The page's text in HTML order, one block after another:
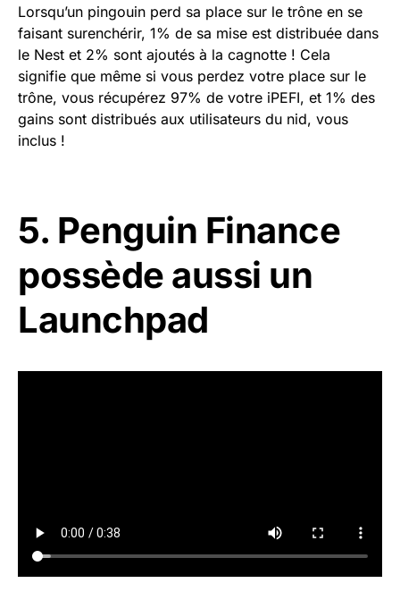
Lorsqu’un pingouin perd sa place sur le trône en se
faisant surenchérir, 1% de sa mise est distribuée dans
le Nest et 2% sont ajoutés à la cagnotte ! Cela
signifie que même si vous perdez votre place sur le
trône, vous récupérez 97% de votre iPEFI, et 1% des
gains sont distribués aux utilisateurs du nid, vous
inclus !
5. Penguin Finance
possède aussi un
Launchpad